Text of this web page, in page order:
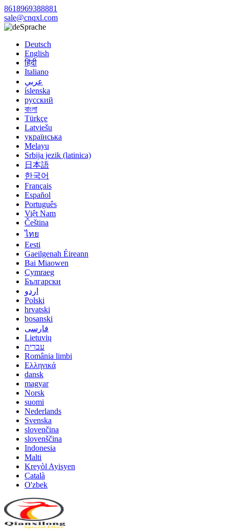
8618969388881
sale@cnqxl.com
Sprache
Deutsch
English
हिंदी
Italiano
عربي
íslenska
русский
বাংলা
Türkçe
Latviešu
українська
Melayu
Srbija jezik (latinica)
日本語
한국어
Français
Español
Português
Việt Nam
Čeština
ไทย
Eesti
Gaeilgenah Éireann
Bai Miaowen
Cymraeg
Български
اردو
Polski
hrvatski
bosanski
فارسی
Lietuvių
עברית
România limbi
Ελληνικά
dansk
magyar
Norsk
suomi
Nederlands
Svenska
slovenčina
slovenščina
Indonesia
Malti
Kreyòl Ayisyen
Català
O'zbek